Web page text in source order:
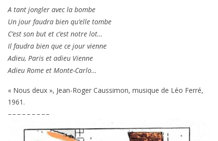
A tant jon­gler avec la bombe
Un jour fau­dra bien qu’elle tombe
C’est son but et c’est notre lot…
Il fau­dra bien que ce jour vienne
Adieu, Paris et adieu Vienne
Adieu Rome et Monte-Carlo…
« Nous deux », Jean-Roger Caussimon, musique de Léo Ferré,
1961 .
– – – – – – – – –